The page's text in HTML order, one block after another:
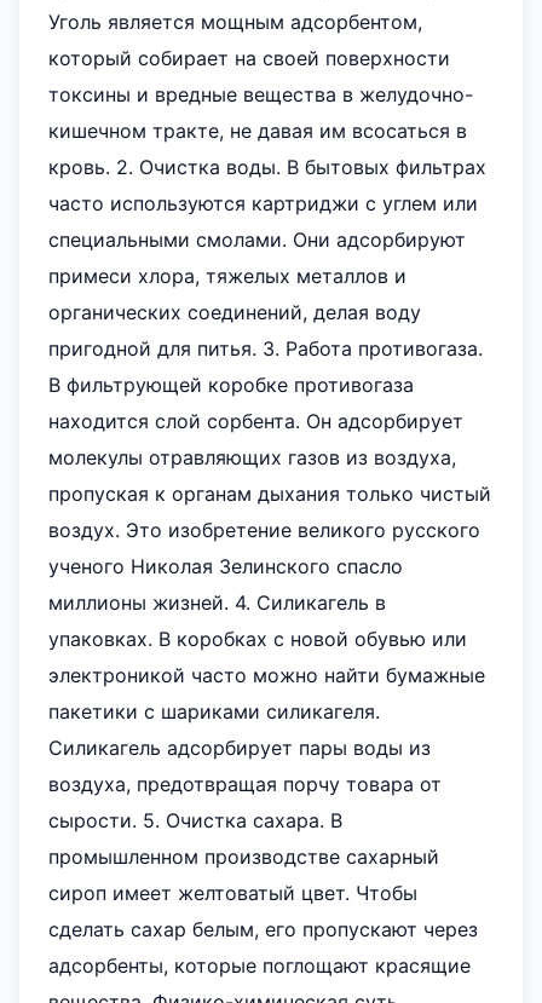
Уголь является мощным адсорбентом,
который собирает на своей поверхности
токсины и вредные вещества в желудочно-
кишечном тракте, не давая им всосаться в
кровь. 2. Очистка воды. В бытовых фильтрах
часто используются картриджи с углем или
специальными смолами. Они адсорбируют
примеси хлора, тяжелых металлов и
органических соединений, делая воду
пригодной для питья. 3. Работа противогаза.
В фильтрующей коробке противогаза
находится слой сорбента. Он адсорбирует
молекулы отравляющих газов из воздуха,
пропуская к органам дыхания только чистый
воздух. Это изобретение великого русского
ученого Николая Зелинского спасло
миллионы жизней. 4. Силикагель в
упаковках. В коробках с новой обувью или
электроникой часто можно найти бумажные
пакетики с шариками силикагеля.
Силикагель адсорбирует пары воды из
воздуха, предотвращая порчу товара от
сырости. 5. Очистка сахара. В
промышленном производстве сахарный
сироп имеет желтоватый цвет. Чтобы
сделать сахар белым, его пропускают через
адсорбенты, которые поглощают красящие